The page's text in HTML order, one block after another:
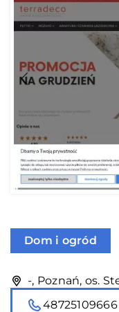
Dom i ogród
-, Poznań, os.
48725109666